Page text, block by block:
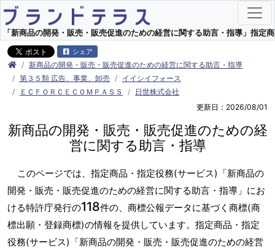
「新商品の開発・販売・販売促進のための経営に関する助言・指導」指
シェア
新商品の開発・販売・販売促進のための経営に関する助言・指導
第３５類 広告、事業、卸売
イイシイフォース
ＥＣＦＯＲＣＥＣＯＭＰＡＳＳ
日世株式会社
更新日：2026/08/01
新商品の開発・販売・販売促進のための経
営に関する助言・指導
このページでは、指定商品・指定役務(サービス)「新商品の
開発・販売・販売促進のための経営に関する助言・指導」にお
ける特許庁発行の118件の、商標公報データに基づく商標(商
標出願・登録商標)の情報を提供しています。指定商品・指定
役務(サービス)「新商品の開発・販売・販売促進のための経営